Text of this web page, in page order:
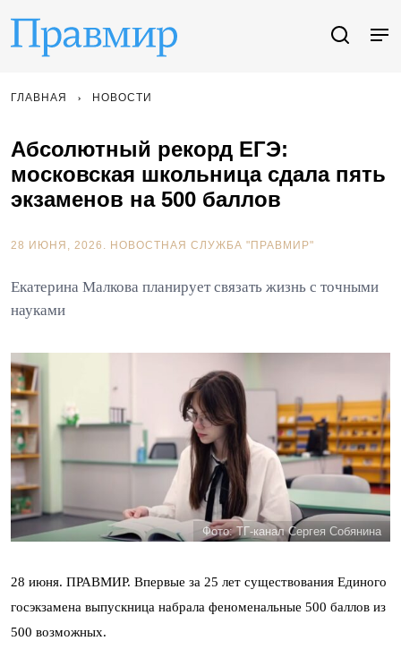
ГЛАВНАЯ НОВОСТИ
Абсолютный рекорд ЕГЭ:
московская школьница сдала пять
экзаменов на 500 баллов
28 ИЮНЯ, 2026. НОВОСТНАЯ СЛУЖБА "ПРАВМИР"
Екатерина Малкова планирует связать жизнь с точными
науками
Фото: ТГ-канал Сергея Собянина
28 июня. ПРАВМИР. Впервые за 25 лет существования Единого
госэкзамена выпускница набрала феноменальные 500 баллов из
500 возможных.